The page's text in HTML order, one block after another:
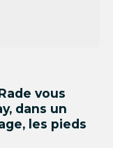
vous
dans un
les pieds